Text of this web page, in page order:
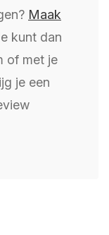
Maak
kunt dan
of met je
je een